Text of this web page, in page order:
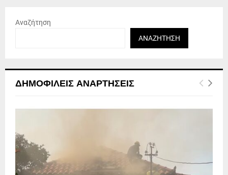
Αναζήτηση
ΑΝΑΖΉΤΗΣΗ
ΔΗΜΟΦΙΛΕΊΣ ΑΝΑΡΤΉΣΕΙΣ